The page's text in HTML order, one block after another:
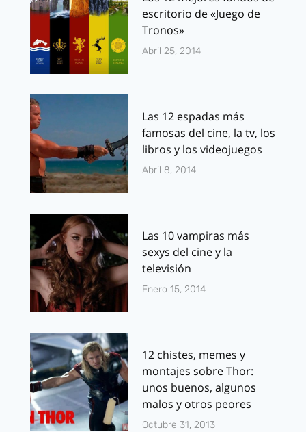
escritorio de «Juego de
Tronos»
Abril 25, 2014
Las 12 espadas más
famosas del cine, la tv, los
libros y los videojuegos
Abril 8, 2014
Las 10 vampiras más
sexys del cine y la
televisión
Enero 15, 2014
12 chistes, memes y
montajes sobre Thor:
unos buenos, algunos
malos y otros peores
Octubre 31, 2013